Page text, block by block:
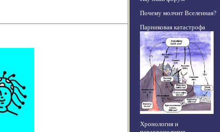
Почему молчит Вселенная?
Парниковая катастрофа
Хронология и